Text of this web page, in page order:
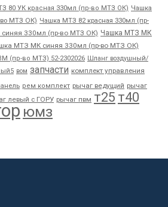
80 УК красная 330мл (пр-во МТЗ ОК) Чашка
МТЗ ОК) Чашка МТЗ 82 красная 330мл (пр-
330мл (пр-во МТЗ ОК) Чашка МТЗ МК
МТЗ МК синяя 330мл (пр-во МТЗ ОК)
(пр-во МТЗ) 52-2302026 Шланг воздушный/
вом запчасти комплект управления
рем комплект рычаг ведущий рычаг
левый с ГОРУ рычаг пвм т25 т40
юмз